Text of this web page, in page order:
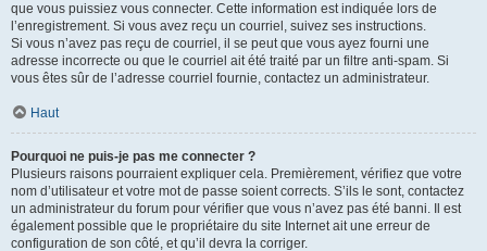
que vous puissiez vous connecter. Cette information est indiquée lors de
l’enregistrement. Si vous avez reçu un courriel, suivez ses instructions.
Si vous n’avez pas reçu de courriel, il se peut que vous ayez fourni une
adresse incorrecte ou que le courriel ait été traité par un filtre anti-spam. Si
vous êtes sûr de l’adresse courriel fournie, contactez un administrateur.
Haut
Pourquoi ne puis-je pas me connecter ?
Plusieurs raisons pourraient expliquer cela. Premièrement, vérifiez que votre
nom d’utilisateur et votre mot de passe soient corrects. S’ils le sont, contactez
un administrateur du forum pour vérifier que vous n’avez pas été banni. Il est
également possible que le propriétaire du site Internet ait une erreur de
configuration de son côté, et qu’il devra la corriger.